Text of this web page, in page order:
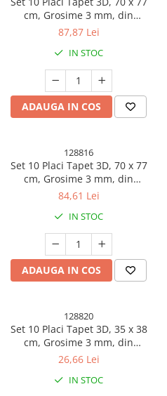
cm, Grosime 3 mm, din
Polietilena, Tip Caramida,
acoperita 5.3 mp, Albastru
87,87 Lei
IN STOC
ADAUGA IN COS
128816
Set 10 Placi Tapet 3D, 70 x 77
cm, Grosime 3 mm, din
Polietilena, Tip Caramida,
acoperita 5.3 mp, Alb
84,61 Lei
IN STOC
ADAUGA IN COS
128820
Set 10 Placi Tapet 3D, 35 x 38
cm, Grosime 3 mm, din
Polietilena, Model Caramida,
Roz
26,66 Lei
IN STOC